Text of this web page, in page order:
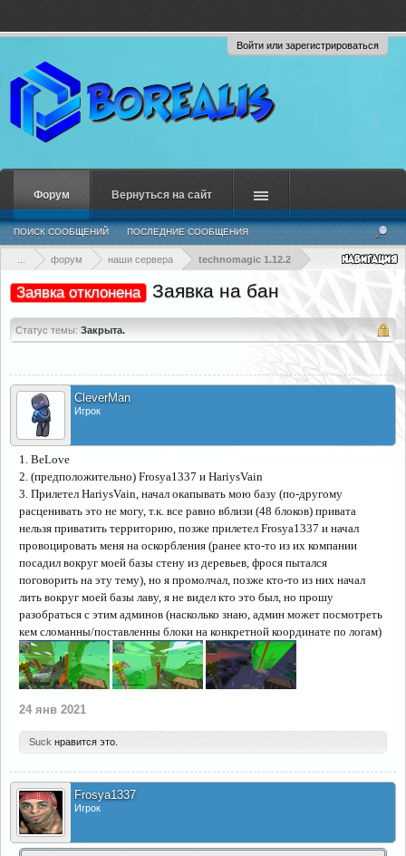
Войти или зарегистрироваться
форум наши сервера technomagic 1.12.2
Заявка отклонена Заявка на бан
Статус темы: Закрыта.
CleverMan
Игрок
1. BeLove
2. (предположительно) Frosya1337 и HariysVain
3. Прилетел HariysVain, начал окапывать мою базу (по-другому
расценивать это не могу, т.к. все равно вблизи (48 блоков) привата
нельзя приватить территорию, позже прилетел Frosya1337 и начал
провоцировать меня на оскорбления (ранее кто-то из их компании
посадил вокруг моей базы стену из деревьев, фрося пытался
поговорить на эту тему), но я промолчал, позже кто-то из них начал
лить вокруг моей базы лаву, я не видел кто это был, но прошу
разобраться с этим админов (насколько знаю, админ может посмотреть
кем сломанны/поставленны блоки на конкретной координате по логам)
24 янв 2021
Suck нравится это.
Frosya1337
Игрок
Форум
ПОИСК СООБЩЕНИЙ ПОСЛЕДНИЕ СООБЩЕНИЯ
Вернуться на сайт